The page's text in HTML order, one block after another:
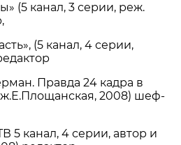
(5 канал, 3 серии, реж.
(5 канал, 4 серии,
Правда 24 кадра в
2008) шеф-
5 канал, 4 серии, автор и